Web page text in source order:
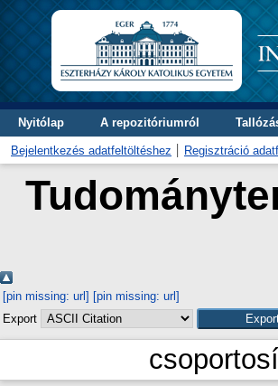
Nyitólap A repozitóriumról
Bejelentkezés adatfeltöltéshez Regisztráció
[pin missing: url] [pin missing: url]
Export